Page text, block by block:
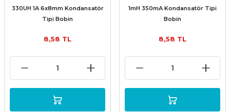
330UH 1A 6x8mm Kondansatör
Tipi Bobin
8,58 TL
1mH 350mA Kondansatör Tipi
Bobin
8,58 TL